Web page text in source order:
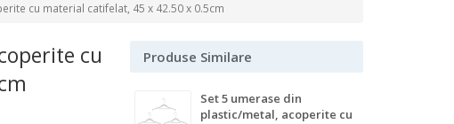
cu material catifelat, 45 x 42.50 x 0.5cm
cu
Produse Similare
Set 5 umerase din
plastic/metal, acoperite cu